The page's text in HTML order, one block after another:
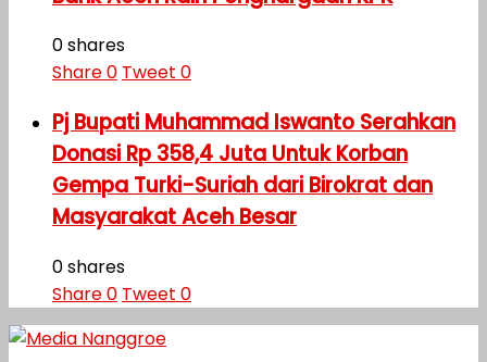
0 shares
Share0 Tweet 0
Pj Bupati Muhammad Iswanto Serahkan
Donasi Rp 358,4 Juta Untuk Korban
Gempa Turki-Suriah dari Birokrat dan
Masyarakat Aceh Besar
0 shares
Share0 Tweet 0